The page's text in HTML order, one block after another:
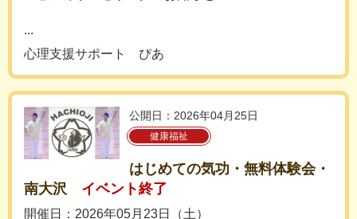
...
心理支援サポート ぴあ
公開日：2026年04月25日
健康福祉
はじめての気功・無料体験会・
南大沢
イベント終了
開催日：2026年05月23日（土）